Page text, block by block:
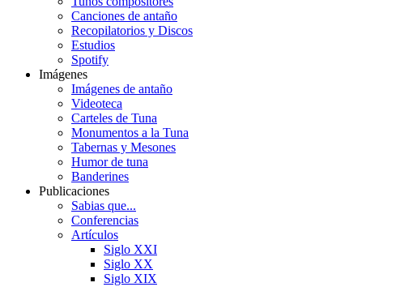
Canciones de antaño
Recopilatorios y Discos
Estudios
Spotify
Imágenes
Imágenes de antaño
Videoteca
Carteles de Tuna
Monumentos a la Tuna
Tabernas y Mesones
Humor de tuna
Banderines
Publicaciones
Sabias que...
Conferencias
Artículos
Siglo XXI
Siglo XX
Siglo XIX